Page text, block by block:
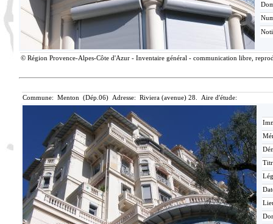
© Région Provence-Alpes-Côte d'Azur - Inventaire général - communication libre,
Commune: Menton (Dép.06) Adresse: Riviera (avenue) 28. Aire d'étude: